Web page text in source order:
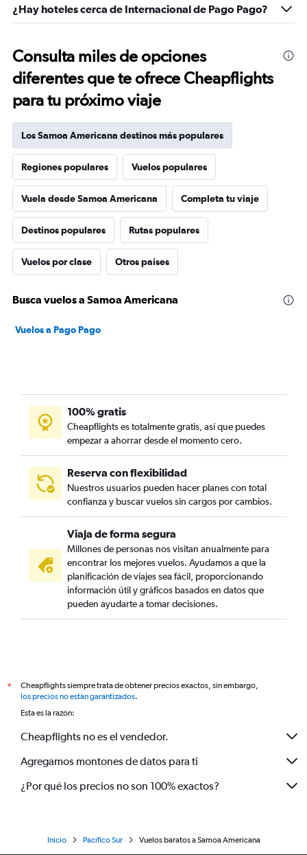
¿Hay hoteles cerca de Internacional de Pago Pago?
Consulta miles de opciones
diferentes que te ofrece Cheapflights
para tu próximo viaje
Los Samoa Americana destinos más populares
Regiones populares Vuelos populares
Vuela desde Samoa Americana Completa tu viaje
Destinos populares Rutas populares
Vuelos por clase Otros países
Busca vuelos a Samoa Americana
Vuelos a Pago Pago
100% gratis
Cheapflights es totalmente gratis, así que puedes
empezar a ahorrar desde el momento cero.
Reserva con flexibilidad
Nuestros usuarios pueden hacer planes con total
confianza y buscar vuelos sin cargos por cambios.
Viaja de forma segura
Millones de personas nos visitan anualmente para
encontrar los mejores vuelos. Ayudamos a que la
planificación de viajes sea fácil, proporcionando
información útil y gráficos basados en datos que
pueden ayudarte a tomar decisiones.
*
Cheapflights siempre trata de obtener precios exactos, sin embargo,
los precios no están garantizados.
Esta es la razón:
Cheapflights no es el vendedor.
Agregamos montones de datos para ti
¿Por qué los precios no son 100% exactos?
Inicio Pacífico Sur Vuelos baratos a Samoa Americana